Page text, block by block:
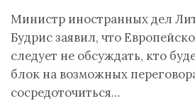
Министр иностранных дел
Будрис заявил, что
следует не обсуждать, кто
блок на возможных
сосредоточиться…